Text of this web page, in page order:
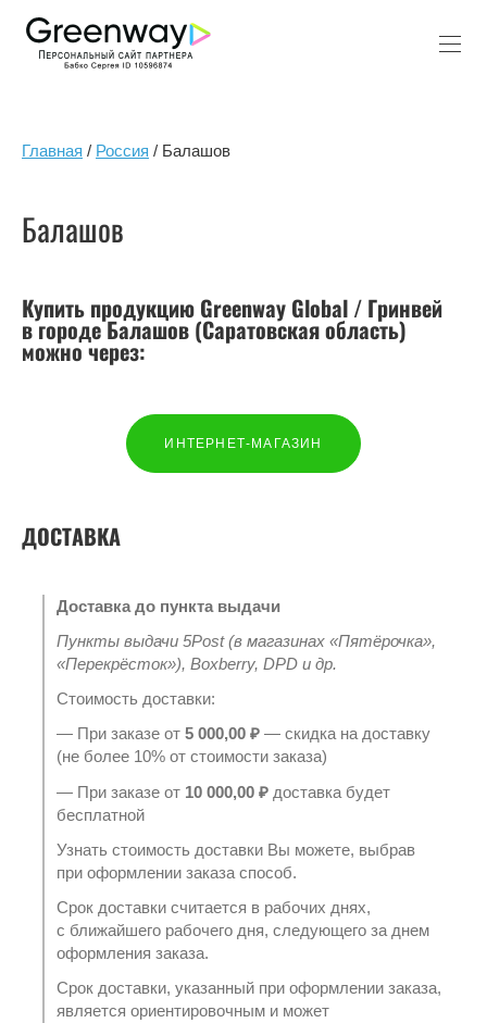
Главная / Россия / Балашов
Балашов
Купить продукцию Greenway Global / Гринвей
в городе Балашов (Саратовскаяобласть)
можно через:
ИНТЕРНЕТ-МАГАЗИН
ДОСТАВКА
Доставка до пункта выдачи
Пункты выдачи 5Post (в магазинах «Пятёрочка»,
«Перекрёсток»), Boxberry, DPD и др.
Стоимость доставки:
— При заказе от 5 000,00 ₽ — скидка на доставку
(не более 10% от стоимости заказа)
— При заказе от 10 000,00 ₽ доставка будет
бесплатной
Узнать стоимость доставки Вы можете, выбрав
при оформлении заказа способ.
Срок доставки считается в рабочих днях,
с ближайшего рабочего дня, следующего за днем
оформления заказа.
Срок доставки, указанный при оформлении заказа,
является ориентировочным и может